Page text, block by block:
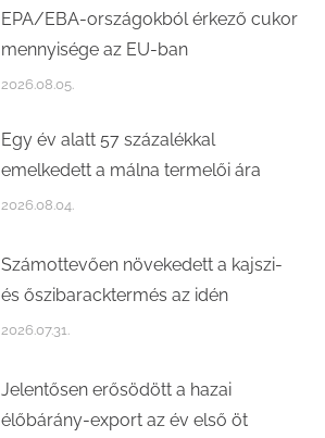
EPA/EBA-országokból érkező cukor
mennyisége az EU-ban
2026.08.05.
Egy év alatt 57 százalékkal
emelkedett a málna termelői ára
2026.08.04.
Számottevően növekedett a kajszi-
és őszibaracktermés az idén
2026.07.31.
Jelentősen erősödött a hazai
élőbárány-export az év első öt